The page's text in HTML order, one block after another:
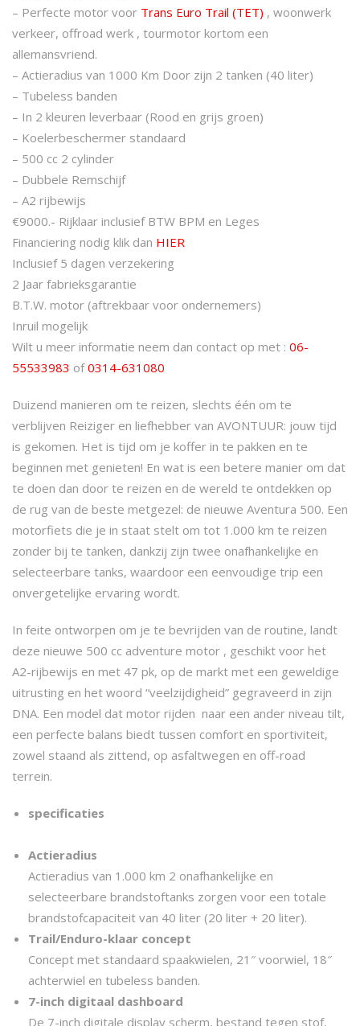
– Perfecte motor voor Trans Euro Trail (TET) , woonwerk
verkeer, offroad werk , tourmotor kortom een
allemansvriend.
– Actieradius van 1000 Km Door zijn 2 tanken (40 liter)
– Tubeless banden
– In 2 kleuren leverbaar (Rood en grijs groen)
– Koelerbeschermer standaard
– 500 cc 2 cylinder
– Dubbele Remschijf
– A2 rijbewijs
€9000.- Rijklaar inclusief BTW BPM en Leges
Financiering nodig klik dan HIER
Inclusief 5 dagen verzekering
2 Jaar fabrieksgarantie
B.T.W. motor (aftrekbaar voor ondernemers)
Inruil mogelijk
Wilt u meer informatie neem dan contact op met : 06-
55533983 of0314-631080
Duizend manieren om te reizen, slechts één om te
verblijven Reiziger en liefhebber van AVONTUUR: jouw tijd
is gekomen. Het is tijd om je koffer in te pakken en te
beginnen met genieten! En wat is een betere manier om dat
te doen dan door te reizen en de wereld te ontdekken op
de rug van de beste metgezel: de nieuwe Aventura 500. Een
motorfiets die je in staat stelt om tot 1.000 km te reizen
zonder bij te tanken, dankzij zijn twee onafhankelijke en
selecteerbare tanks, waardoor een eenvoudige trip een
onvergetelijke ervaring wordt.
In feite ontworpen om je te bevrijden van de routine, landt
deze nieuwe 500 cc adventure motor , geschikt voor het
A2-rijbewijs en met 47 pk, op de markt met een geweldige
uitrusting en het woord “veelzijdigheid” gegraveerd in zijn
DNA. Een model dat motor rijden naar een ander niveau tilt,
een perfecte balans biedt tussen comfort en sportiviteit,
zowel staand als zittend, op asfaltwegen en off-road
terrein.
specificaties
Actieradius
Actieradius van 1.000 km 2 onafhankelijke en
selecteerbare brandstoftanks zorgen voor een totale
brandstofcapaciteit van 40 liter (20 liter + 20 liter).
Trail/Enduro-klaar concept
Concept met standaard spaakwielen, 21″ voorwiel, 18″
achterwiel en tubeless banden.
7-inch digitaal dashboard
De 7-inch digitale display scherm, bestand tegen stof,